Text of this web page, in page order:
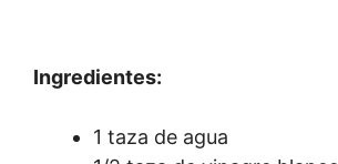
Ingredientes:
1 taza de agua